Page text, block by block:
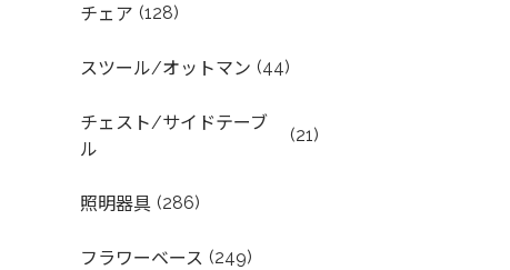
チェア (128)
スツール/オットマン (44)
チェスト/サイドテーブ
ル
(21)
照明器具 (286)
フラワーベース (249)